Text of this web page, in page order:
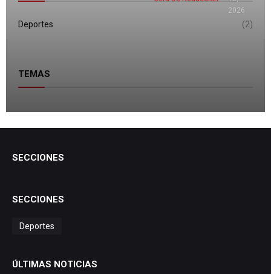
2026
Deportes (2)
TEMAS
SECCIONES
SECCIONES
Deportes
ÚLTIMAS NOTICIAS